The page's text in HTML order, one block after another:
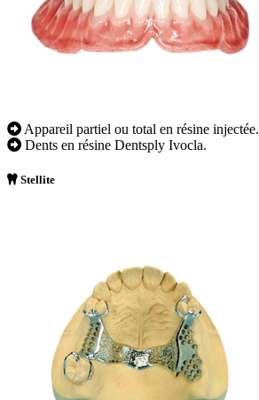
Appareil partiel ou total en résine injectée.
Dents en résine Dentsply Ivocla.
Stellite